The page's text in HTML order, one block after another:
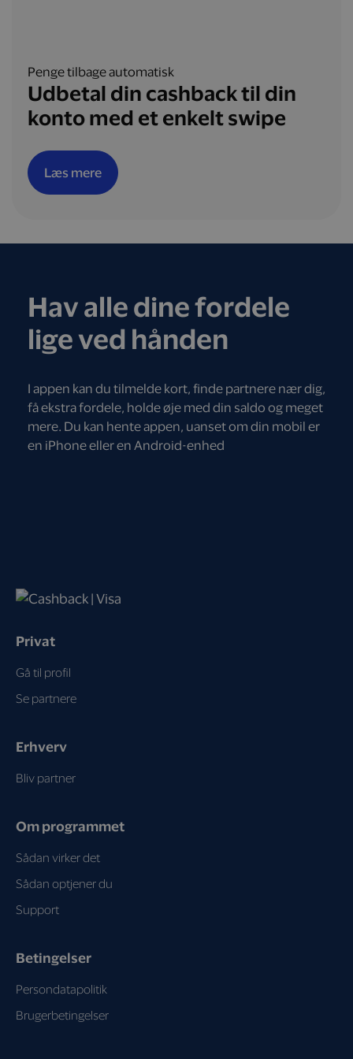
Penge tilbage automatisk
Udbetal din cashback til din
konto med et enkelt swipe
Læs mere
Hav alle dine fordele
lige ved hånden
I appen kan du tilmelde kort, finde partnere nær dig,
få ekstra fordele, holde øje med din saldo og meget
mere. Du kan hente appen, uanset om din mobil er
en iPhone eller en Android-enhed
Privat
Gå til profil
Se partnere
Erhverv
Bliv partner
Om programmet
Sådan virker det
Sådan optjener du
Support
Betingelser
Persondatapolitik
Brugerbetingelser